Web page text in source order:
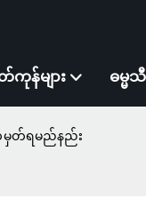
န်များ ဓမ္မသီ
မှတ်ရမည်နည်း